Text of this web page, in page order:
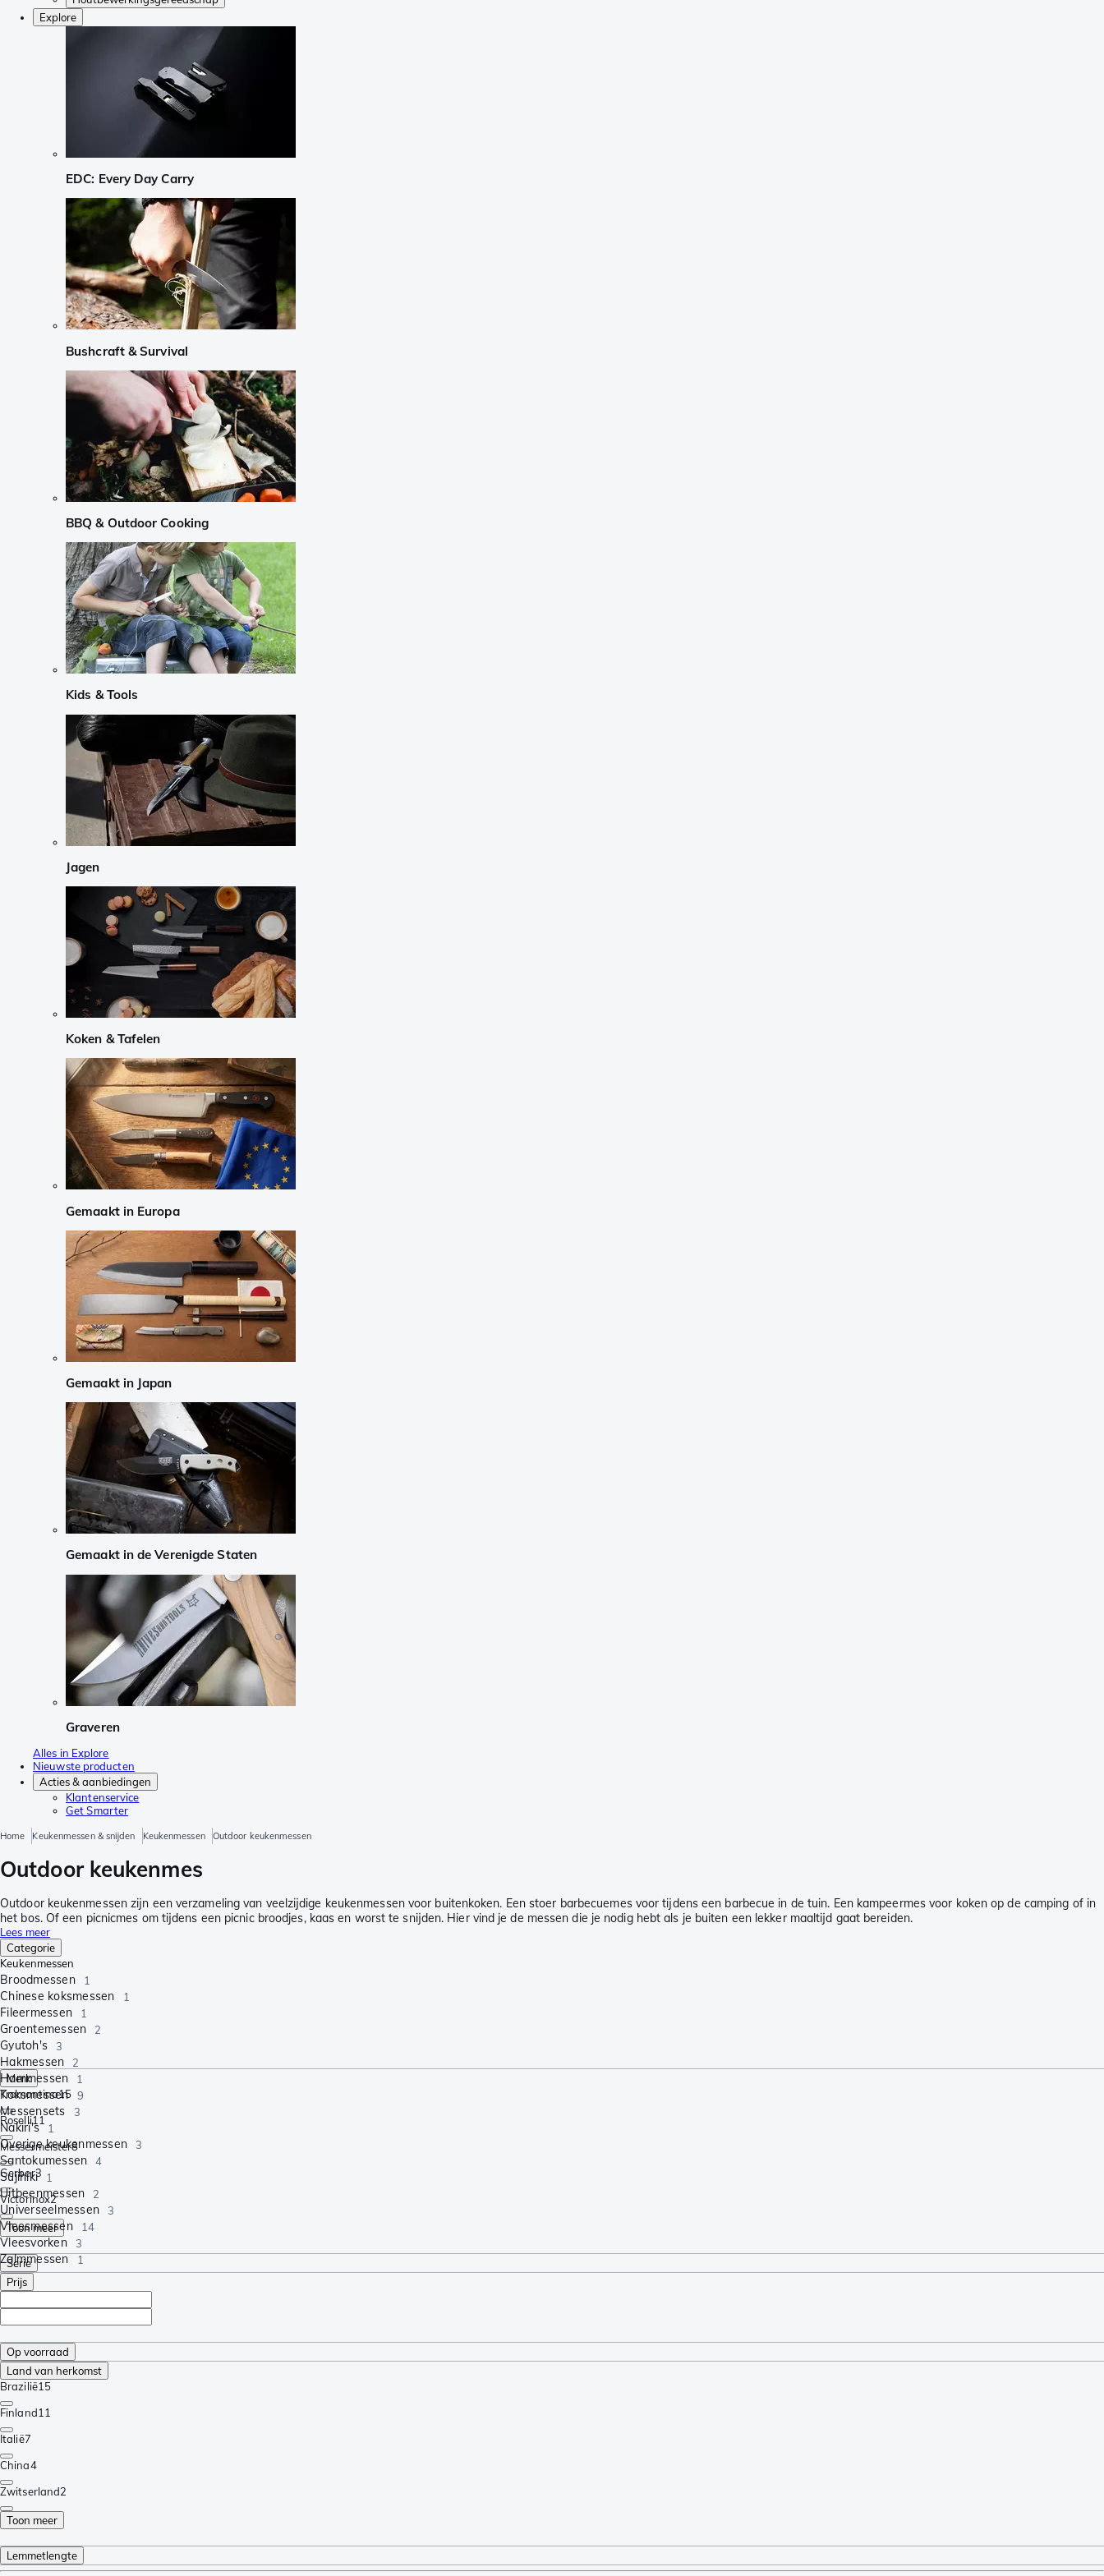
Explore
EDC: Every Day Carry
Bushcraft & Survival
BBQ & Outdoor Cooking
Kids & Tools
Jagen
Koken & Tafelen
Gemaakt in Europa
Gemaakt in Japan
Gemaakt in de Verenigde Staten
Graveren
Alles in Explore
Nieuwste producten
Acties & aanbiedingen
Klantenservice
Get Smarter
Home Keukenmessen & snijden Keukenmessen Outdoor keukenmessen
Outdoor keukenmes
Outdoor keukenmessen zijn een verzameling van veelzijdige keukenmessen voor buitenkoken. Een stoer barbecuemes voor tijdens een barbecue in de tuin. Een kampeermes voor koken op de camping of in
het bos. Of een picnicmes om tijdens een picnic broodjes, kaas en worst te snijden. Hier vind je de messen die je nodig hebt als je buiten een lekker maaltijd gaat bereiden.
Lees meer
Categorie
Keukenmessen
Broodmessen 1
Chinese koksmessen 1
Fileermessen 1
Groentemessen 2
Gyutoh's 3
Hakmessen 2
Hammessen 1
Koksmessen 9
Messensets 3
Nakiri's 1
Overige keukenmessen 3
Santokumessen 4
Sujihiki 1
Uitbeenmessen 2
Universeelmessen 3
Vleesmessen 14
Vleesvorken 3
Zalmmessen 1
Merk
Tramontina15
Roselli11
Messermeister8
Gerber3
Victorinox2
Toon meer
Serie
Prijs
Op voorraad
Land van herkomst
Brazilië15
Finland11
Italië7
China4
Zwitserland2
Toon meer
Lemmetlengte